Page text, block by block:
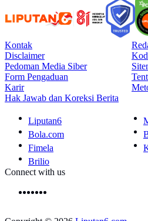
Kontak
Disclaimer
Pedoman Media Siber
Form Pengaduan
Karir
Hak Jawab dan Koreksi Berita
Liputan6
Bola.com
Fimela
Brilio
Connect with us